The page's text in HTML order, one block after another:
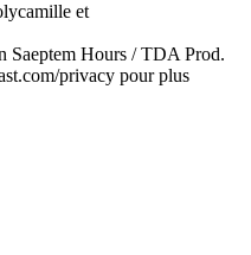
et
Saeptem Hours / TDA Prod.
privacy pour plus